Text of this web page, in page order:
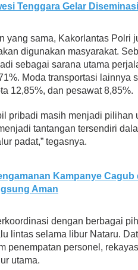
Tenggara Gelar
yang sama, Kakorlantas Polri
digunakan masyarakat.
sebagai sarana utama
Moda transportasi lainnya
12,85%, dan pesawat 8,85%.
pribadi masih menjadi pilihan
tantangan tersendiri
padat,” tegasnya.
Kampanye
Aman
dengan berbagai
lintas selama libur Nataru.
penempatan personel,
utama.